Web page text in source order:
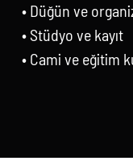
• Düğün ve
• Stüdyo ve kayıt
• Cami ve eğitim